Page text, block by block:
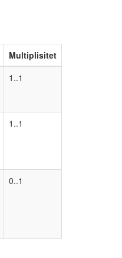
Multiplisitet
1..1
1..1
0..1